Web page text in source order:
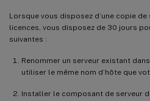
Lorsque vous disposez d’une copie
licences, vous disposez de 30 jours
suivantes :
Renommer un serveur existant
utiliser le même nom d’hôte que
Installer le composant de serveur